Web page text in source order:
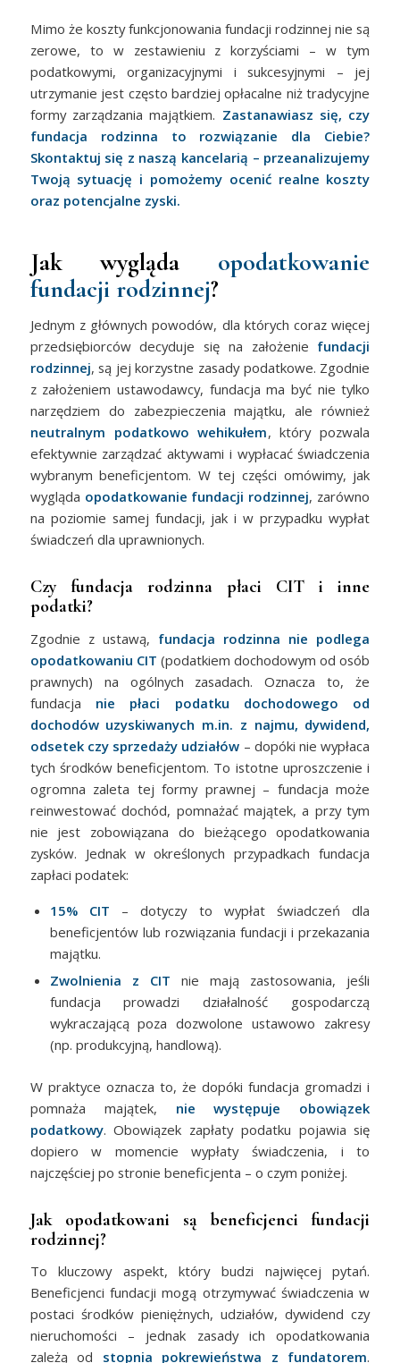
Mimo że koszty funkcjonowania fundacji rodzinnej nie są
zerowe, to w zestawieniu z korzyściami – w tym
podatkowymi, organizacyjnymi i sukcesyjnymi – jej
utrzymanie jest często bardziej opłacalne niż tradycyjne
formy zarządzania majątkiem. Zastanawiasz się, czy
fundacja rodzinna to rozwiązanie dla Ciebie?
Skontaktuj się z naszą kancelarią – przeanalizujemy
Twoją sytuację i pomożemy ocenić realne koszty
oraz potencjalne zyski.
Jak wygląda opodatkowanie
fundacji rodzinnej?
Jednym z głównych powodów, dla których coraz więcej
przedsiębiorców decyduje się na założenie fundacji
rodzinnej, są jej korzystne zasady podatkowe. Zgodnie
z założeniem ustawodawcy, fundacja ma być nie tylko
narzędziem do zabezpieczenia majątku, ale również
neutralnym podatkowo wehikułem, który pozwala
efektywnie zarządzać aktywami i wypłacać świadczenia
wybranym beneficjentom. W tej części omówimy, jak
wygląda opodatkowanie fundacji rodzinnej, zarówno
na poziomie samej fundacji, jak i w przypadku wypłat
świadczeń dla uprawnionych.
Czy fundacja rodzinna płaci CIT i inne
podatki?
Zgodnie z ustawą, fundacja rodzinna nie podlega
opodatkowaniu CIT (podatkiem dochodowym od osób
prawnych) na ogólnych zasadach. Oznacza to, że
fundacja nie płaci podatku dochodowego od
dochodów uzyskiwanych m.in. z najmu, dywidend,
odsetek czy sprzedaży udziałów – dopóki nie wypłaca
tych środków beneficjentom. To istotne uproszczenie i
ogromna zaleta tej formy prawnej – fundacja może
reinwestować dochód, pomnażać majątek, a przy tym
nie jest zobowiązana do bieżącego opodatkowania
zysków. Jednak w określonych przypadkach fundacja
zapłaci podatek:
15% CIT – dotyczy to wypłat świadczeń dla
beneficjentów lub rozwiązania fundacji i przekazania
majątku.
Zwolnienia z CIT nie mają zastosowania, jeśli
fundacja prowadzi działalność gospodarczą
wykraczającą poza dozwolone ustawowo zakresy
(np. produkcyjną, handlową).
W praktyce oznacza to, że dopóki fundacja gromadzi i
pomnaża majątek, nie występuje obowiązek
podatkowy. Obowiązek zapłaty podatku pojawia się
dopiero w momencie wypłaty świadczenia, i to
najczęściej po stronie beneficjenta – o czym poniżej.
Jak opodatkowani są beneficjenci fundacji
rodzinnej?
To kluczowy aspekt, który budzi najwięcej pytań.
Beneficjenci fundacji mogą otrzymywać świadczenia w
postaci środków pieniężnych, udziałów, dywidend czy
nieruchomości – jednak zasady ich opodatkowania
zależą od stopnia pokrewieństwa z fundatorem.